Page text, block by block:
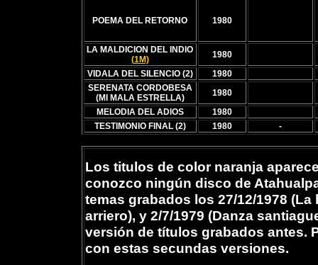
POEMA DEL RETORNO 1980
LA MALDICION DEL INDIO
(1M)
1980
VIDALA DEL SILENCIO (2)
1980
SERENATA CORDOBESA
(MI MALA ESTRELLA)
1980
MELODIA DEL ADIOS
1980
TESTIMONIO FINAL (2)
1980 -
Los titulos de color naranja
conozco ningún disco de
temas grabados los 27/12/1978
arriero), y 2/7/1979 (Danza
versión de títulos grabados antes.
con estas secundas versiones.